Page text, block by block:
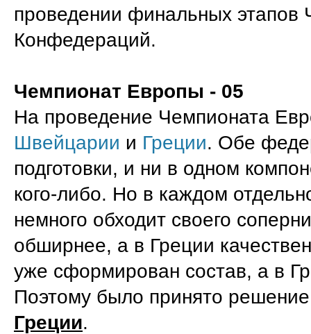
проведении финальных
Конфедераций.
Чемпионат Европы - 05
На проведение Чемпионата
Швейцарии и Греции. Обе
подготовки, и ни в одном
кого-либо. Но в каждом
немного обходит своего
обширнее, а в Греции
уже сформирован состав, а в
Поэтому было принято
Греции.